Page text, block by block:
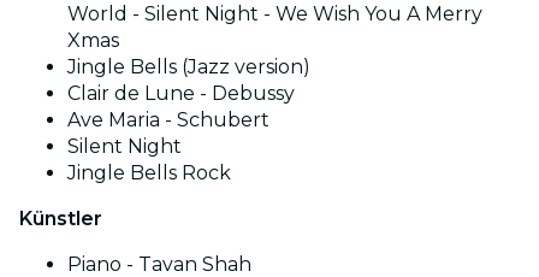
World - Silent Night - We Wish You A Merry
Xmas
Jingle Bells (Jazz version)
Clair de Lune - Debussy
Ave Maria - Schubert
Silent Night
Jingle Bells Rock
Künstler
Piano - Tavan Shah